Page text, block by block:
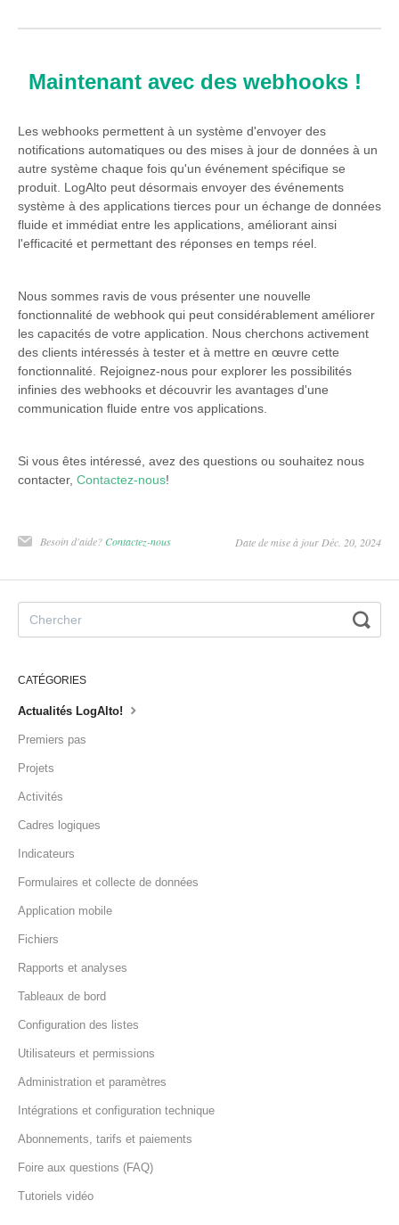
Maintenant avec des webhooks !
Les webhooks permettent à un système d'envoyer des
notifications automatiques ou des mises à jour de données à un
autre système chaque fois qu'un événement spécifique se
produit. LogAlto peut désormais envoyer des événements
système à des applications tierces pour un échange de données
fluide et immédiat entre les applications, améliorant ainsi
l'efficacité et permettant des réponses en temps réel.
Nous sommes ravis de vous présenter une nouvelle
fonctionnalité de webhook qui peut considérablement améliorer
les capacités de votre application. Nous cherchons activement
des clients intéressés à tester et à mettre en œuvre cette
fonctionnalité. Rejoignez-nous pour explorer les possibilités
infinies des webhooks et découvrir les avantages d'une
communication fluide entre vos applications.
Si vous êtes intéressé, avez des questions ou souhaitez nous
contacter, Contactez-nous!
Besoin d'aide? Contactez-nous Date de mise à jour Déc. 20, 2024
CATÉGORIES
Actualités LogAlto!
Premiers pas
Projets
Activités
Cadres logiques
Indicateurs
Formulaires et collecte de données
Application mobile
Fichiers
Rapports et analyses
Tableaux de bord
Configuration des listes
Utilisateurs et permissions
Administration et paramètres
Intégrations et configuration technique
Abonnements, tarifs et paiements
Foire aux questions (FAQ)
Tutoriels vidéo